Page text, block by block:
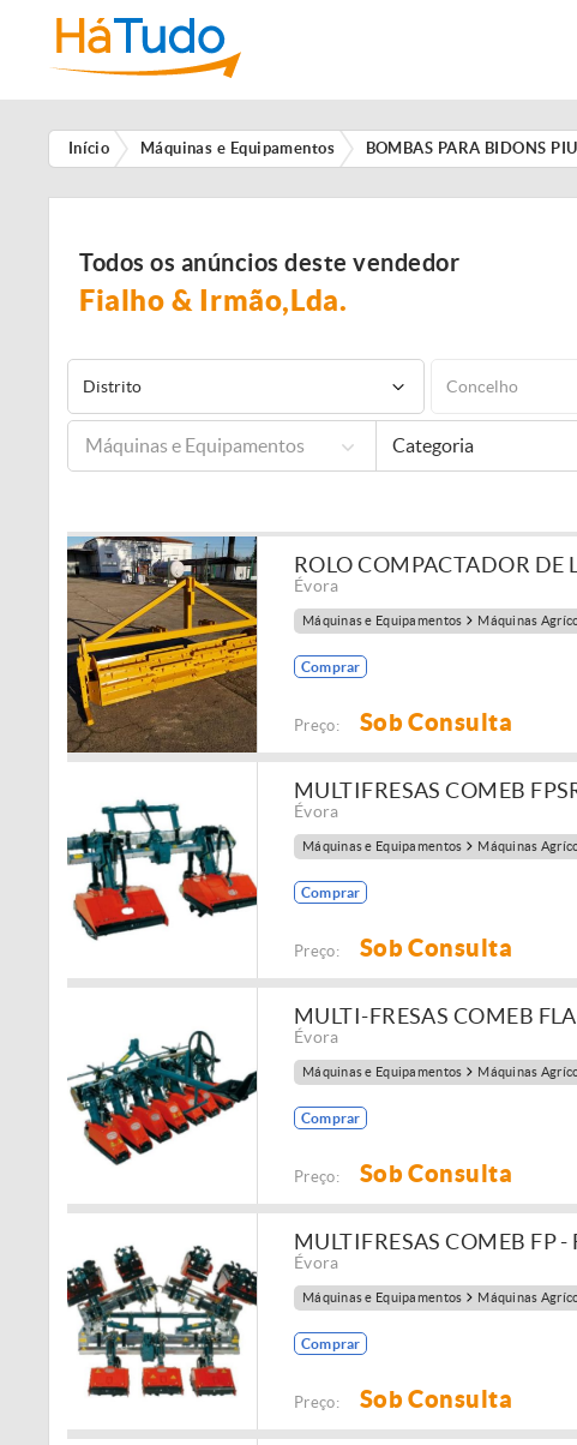
Início Máquinas e Equipamentos BOMBAS PARA BIDONS
Todos os anúncios deste vendedor
Fialho & Irmão,Lda.
Distrito Concelho
Máquinas e Equipamentos Categoria
ROLO COMPACTADOR DE
Évora
Máquinas e Equipamentos Máquinas
Comprar
Preço: Sob Consulta
MULTIFRESAS COMEB
Évora
Máquinas e Equipamentos Máquinas
Comprar
Preço: Sob Consulta
MULTI-FRESAS COMEB FLA
Évora
Máquinas e Equipamentos Máquinas
Comprar
Preço: Sob Consulta
MULTIFRESAS COMEB FP -
Évora
Máquinas e Equipamentos Máquinas
Comprar
Preço: Sob Consulta